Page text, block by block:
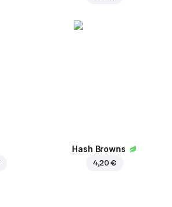
Hash Browns
4,20 €